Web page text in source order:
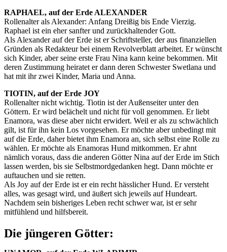
RAPHAEL, auf der Erde ALEXANDER
Rollenalter als Alexander: Anfang Dreißig bis Ende Vierzig.
Raphael ist ein eher sanfter und zurückhaltender Gott.
Als Alexander auf der Erde ist er Schriftsteller, der aus finanziellen
Gründen als Redakteur bei einem Revolverblatt arbeitet. Er wünscht
sich Kinder, aber seine erste Frau Nina kann keine bekommen. Mit
deren Zustimmung heiratet er dann deren Schwester Swetlana und
hat mit ihr zwei Kinder, Maria und Anna.
TIOTIN, auf der Erde JOY
Rollenalter nicht wichtig. Tiotin ist der Außenseiter unter den
Göttern. Er wird belächelt und nicht für voll genommen. Er liebt
Enamora, was diese aber nicht erwidert. Weil er als zu schwächlich
gilt, ist für ihn kein Los vorgesehen. Er möchte aber unbedingt mit
auf die Erde, daher bietet ihm Enamora an, sich selbst eine Rolle zu
wählen. Er möchte als Enamoras Hund mitkommen. Er ahnt
nämlich voraus, dass die anderen Götter Nina auf der Erde im Stich
lassen werden, bis sie Selbstmordgedanken hegt. Dann möchte er
auftauchen und sie retten.
Als Joy auf der Erde ist er ein recht hässlicher Hund. Er versteht
alles, was gesagt wird, und äußert sich jeweils auf Hundeart.
Nachdem sein bisheriges Leben recht schwer war, ist er sehr
mitfühlend und hilfsbereit.
Die jüngeren Götter: